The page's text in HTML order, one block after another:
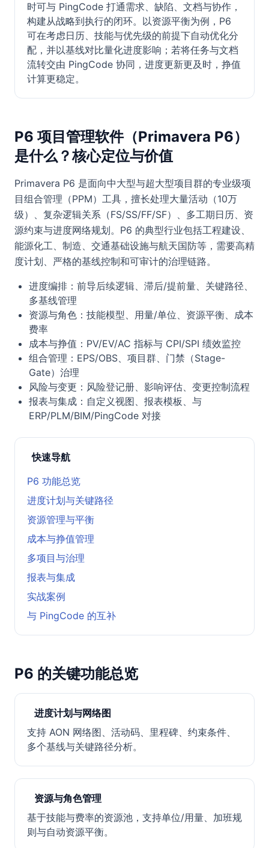
时可与 PingCode 打通需求、缺陷、文档与协作，
构建从战略到执行的闭环。以资源平衡为例，P6
可在考虑日历、技能与优先级的前提下自动优化分
配，并以基线对比量化进度影响；若将任务与文档
流转交由 PingCode 协同，进度更新更及时，挣值
计算更稳定。
P6 项目管理软件（Primavera P6）
是什么？核心定位与价值
Primavera P6 是面向中大型与超大型项目群的专业级项
目组合管理（PPM）工具，擅长处理大量活动（10万
级）、复杂逻辑关系（FS/SS/FF/SF）、多工期日历、资
源约束与进度网络规划。P6 的典型行业包括工程建设、
能源化工、制造、交通基础设施与航天国防等，需要高精
度计划、严格的基线控制和可审计的治理链路。
进度编排：前导后续逻辑、滞后/提前量、关键路径、
多基线管理
资源与角色：技能模型、用量/单位、资源平衡、成本
费率
成本与挣值：PV/EV/AC 指标与 CPI/SPI 绩效监控
组合管理：EPS/OBS、项目群、门禁（Stage-
Gate）治理
风险与变更：风险登记册、影响评估、变更控制流程
报表与集成：自定义视图、报表模板、与
ERP/PLM/BIM/PingCode 对接
快速导航
P6 功能总览
进度计划与关键路径
资源管理与平衡
成本与挣值管理
多项目与治理
报表与集成
实战案例
与 PingCode 的互补
P6 的关键功能总览
进度计划与网络图
支持 AON 网络图、活动码、里程碑、约束条件、
多个基线与关键路径分析。
资源与角色管理
基于技能与费率的资源池，支持单位/用量、加班规
则与自动资源平衡。